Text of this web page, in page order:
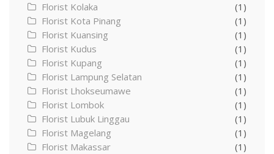
Florist Kolaka
(1)
Florist Kota Pinang
(1)
Florist Kuansing
(1)
Florist Kudus
(1)
Florist Kupang
(1)
Florist Lampung Selatan
(1)
Florist Lhokseumawe
(1)
Florist Lombok
(1)
Florist Lubuk Linggau
(1)
Florist Magelang
(1)
Florist Makassar
(1)